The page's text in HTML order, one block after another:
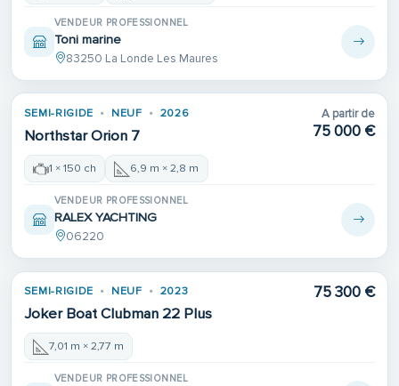
VENDEUR PROFESSIONNEL
Toni marine
83250 La Londe Les Maures
SEMI-RIGIDE NEUF 2026
Northstar Orion 7
A partir de
75 000 €
1 × 150 ch 6,9 m × 2,8 m
VENDEUR PROFESSIONNEL
RALEX YACHTING
06220
SEMI-RIGIDE NEUF 2023
Joker Boat Clubman 22 Plus
75 300 €
7,01 m × 2,77 m
VENDEUR PROFESSIONNEL